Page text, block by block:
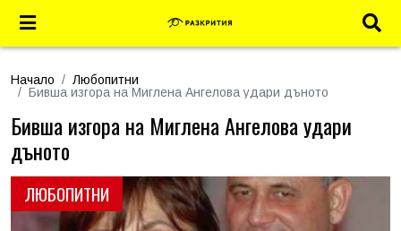
Начало
Любопитни
Бивша изгора на Миглена Ангелова удари дъното
ЛЮБОПИТНИ
Бивша изгора на Миглена Ангелова удари
дъното